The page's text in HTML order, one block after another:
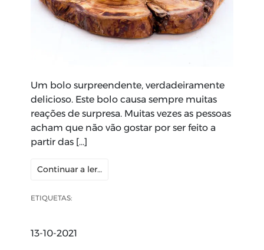
Um bolo surpreendente, verdadeiramente
delicioso. Este bolo causa sempre muitas
reações de surpresa. Muitas vezes as pessoas
acham que não vão gostar por ser feito a
partir das […]
Continuar a ler…
ETIQUETAS:
13-10-2021